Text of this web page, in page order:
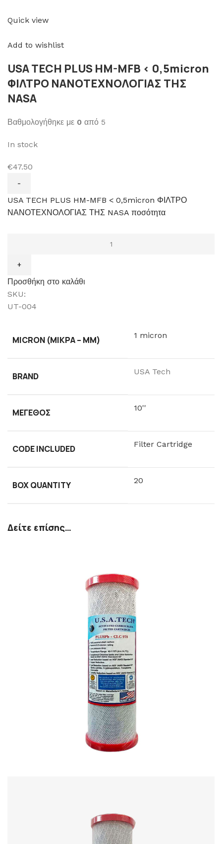
Quick view
Add to wishlist
USA TECH PLUS HM-MFB < 0,5micron
ΦΙΛΤΡΟ ΝΑΝΟΤΕΧΝΟΛΟΓΙΑΣ ΤΗΣ
NASA
Βαθμολογήθηκε με 0 από 5
In stock
€47.50
USA TECH PLUS HM-MFB < 0,5micron ΦΙΛΤΡΟ
ΝΑΝΟΤΕΧΝΟΛΟΓΙΑΣ ΤΗΣ NASA ποσότητα
Προσθήκη στο καλάθι
SKU:
UT-004
MICRON (ΜΙΚΡΆ – ΜM) 1 micron
BRAND USA Tech
ΜΈΓΕΘΟΣ 10''
CODE INCLUDED Filter Cartridge
BOX QUANTITY 20
Δείτε επίσης…